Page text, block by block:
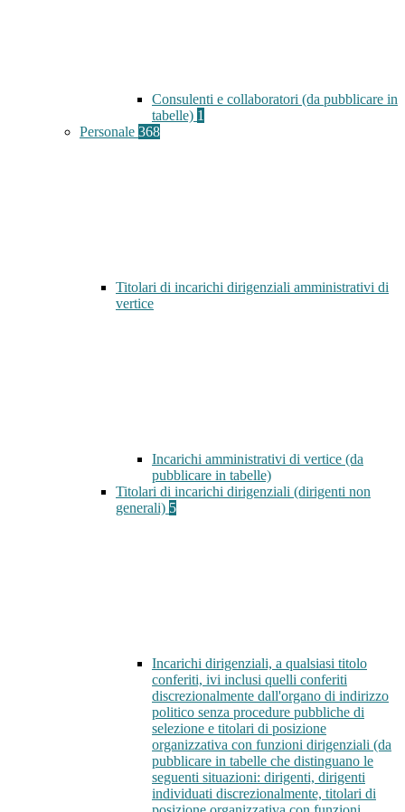
Consulenti e collaboratori (da pubblicare in
tabelle) 1
Personale 368
Titolari di incarichi dirigenziali amministrativi di
vertice
Incarichi amministrativi di vertice (da
pubblicare in tabelle)
Titolari di incarichi dirigenziali (dirigenti non
generali) 5
Incarichi dirigenziali, a qualsiasi titolo
conferiti, ivi inclusi quelli conferiti
discrezionalmente dall'organo di indirizzo
politico senza procedure pubbliche di
selezione e titolari di posizione
organizzativa con funzioni dirigenziali (da
pubblicare in tabelle che distinguano le
seguenti situazioni: dirigenti, dirigenti
individuati discrezionalmente, titolari di